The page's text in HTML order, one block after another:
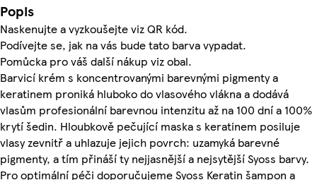
Popis
Naskenujte a vyzkoušejte viz QR kód.
Podívejte se, jak na vás bude tato barva vypadat.
Pomůcka pro váš další nákup viz obal.
Barvicí krém s koncentrovanými barevnými pigmenty a
keratinem proniká hluboko do vlasového vlákna a dodává
vlasům profesionální barevnou intenzitu až na 100 dní a 100%
krytí šedin. Hloubkově pečující maska s keratinem posiluje
vlasy zevnitř a uhlazuje jejich povrch: uzamyká barevné
pigmenty, a tím přináší ty nejjasnější a nejsytější Syoss barvy.
Pro optimální péči doporučujeme Syoss Keratin šampon a